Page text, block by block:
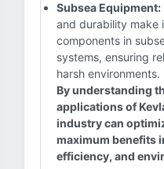
Subsea Equipment:
and durability make
components in
systems, ensuring
harsh environments.
By understanding
applications of
industry can
maximum benefits
efficiency, and